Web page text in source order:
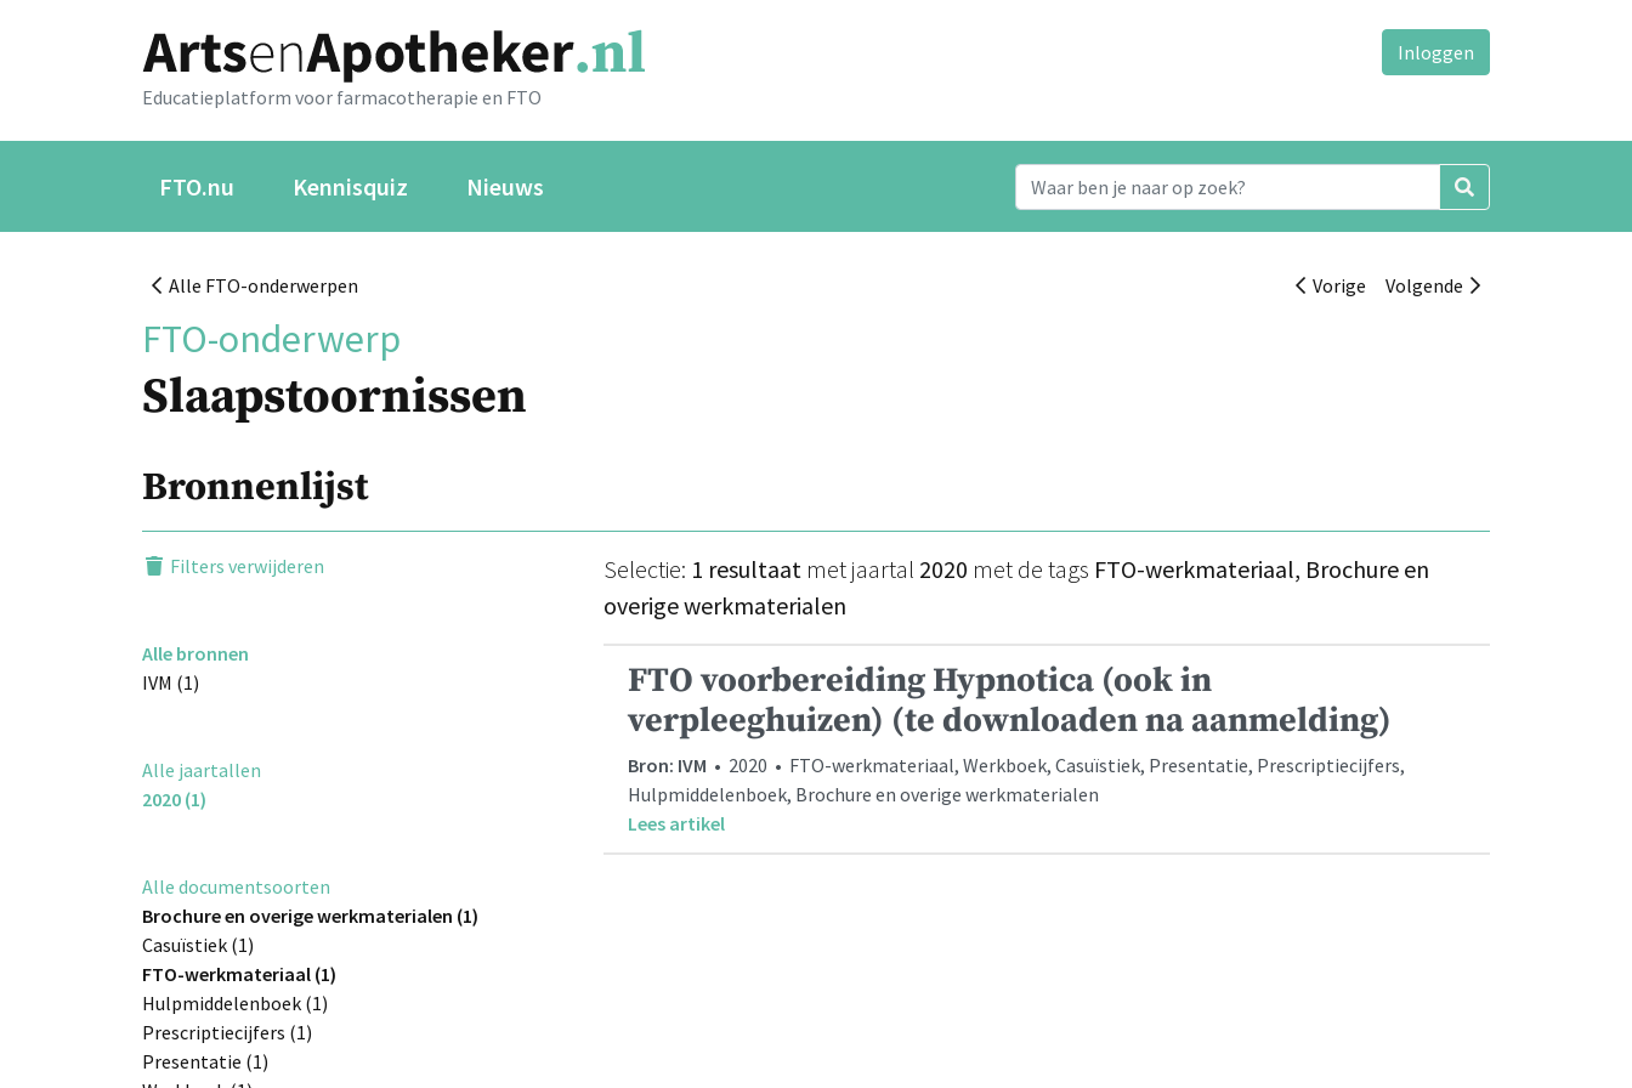
Educatieplatform voor farmacotherapie en FTO
Inloggen
FTO.nu Kennisquiz Nieuws
Alle FTO-onderwerpen Vorige Volgende
FTO-onderwerp
Slaapstoornissen
Bronnenlijst
Filters verwijderen
Alle bronnen
IVM (1)
Alle jaartallen
2020 (1)
Alle documentsoorten
Brochure en overige werkmaterialen (1)
Casuïstiek (1)
FTO-werkmateriaal (1)
Hulpmiddelenboek (1)
Prescriptiecijfers (1)
Presentatie (1)
Selectie: 1 resultaat met jaartal 2020 met de tags FTO-werkmateriaal, Brochure en
overige werkmaterialen
FTO voorbereiding Hypnotica (ook in
verpleeghuizen) (te downloaden na aanmelding)
Bron: IVM • 2020 • FTO-werkmateriaal, Werkboek, Casuïstiek, Presentatie, Prescriptiecijfers,
Hulpmiddelenboek, Brochure en overige werkmaterialen
Lees artikel